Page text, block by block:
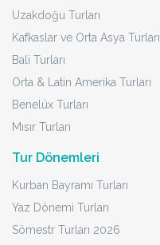
Uzakdoğu Turları
Kafkaslar ve Orta Asya Turları
Bali Turları
Orta & Latin Amerika Turları
Benelüx Turları
Mısır Turları
Tur Dönemleri
Kurban Bayramı Turları
Yaz Dönemi Turları
Sömestr Turları 2026